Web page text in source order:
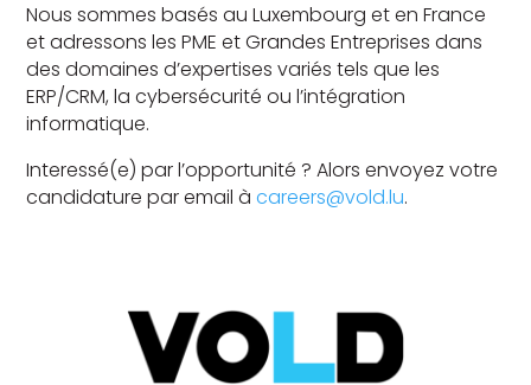
Nous sommes basés au Luxembourg et en France
et adressons les PME et Grandes Entreprises dans
des domaines d’expertises variés tels que les
ERP/CRM, la cybersécurité ou l’intégration
informatique.
Interessé(e) par l’opportunité ? Alors envoyez votre
candidature par email àcareers@vold.lu.